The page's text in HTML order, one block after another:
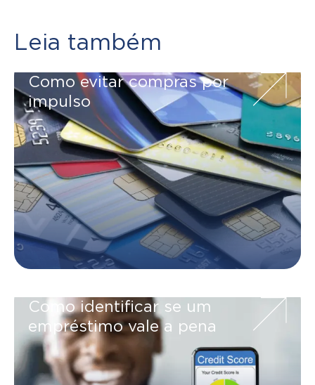
Leia também
Como evitar compras por
impulso
Como identificar se um
empréstimo vale a pena